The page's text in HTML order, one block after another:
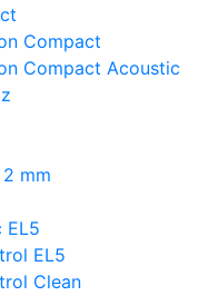
Compact
Compact Acoustic
mm
EL5
EL5
Clean